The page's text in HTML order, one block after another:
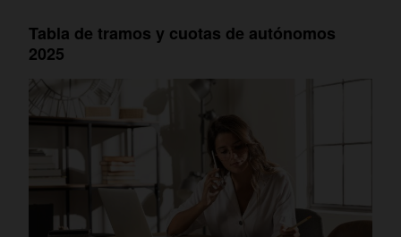
Tabla de tramos y cuotas de autónomos
2025